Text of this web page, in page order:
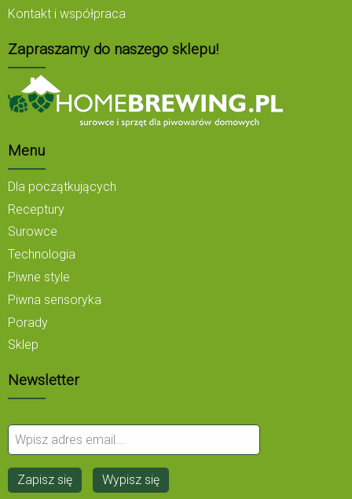
Kontakt i współpraca
Zapraszamy do naszego sklepu!
Menu
Dla początkujących
Receptury
Surowce
Technologia
Piwne style
Piwna sensoryka
Porady
Sklep
Newsletter